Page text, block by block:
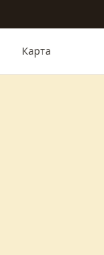
Карта